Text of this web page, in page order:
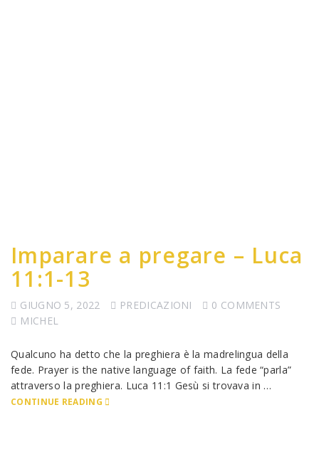
Imparare a pregare – Luca
11:1-13
GIUGNO 5, 2022 PREDICAZIONI
0 COMMENTS
MICHEL
Qualcuno ha detto che la preghiera è la madrelingua della
fede. Prayer is the native language of faith. La fede “parla”
attraverso la preghiera. Luca 11:1 Gesù si trovava in …
CONTINUE READING